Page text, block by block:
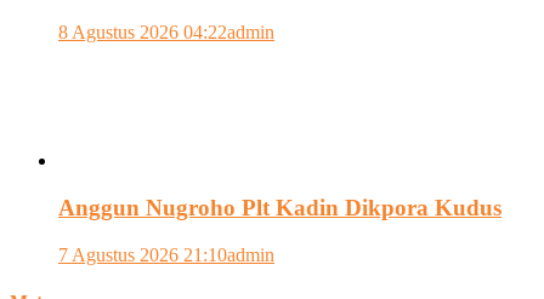
8 Agustus 2026 04:22admin
Anggun Nugroho Plt Kadin Dikpora Kudus
7 Agustus 2026 21:10admin